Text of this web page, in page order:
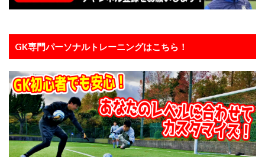
GK専門パーソナルトレーニングはこちら！
中学生
中学生GK 中山英樹
久保建英
人選
休む 休息 会津サントス
体幹
体幹トレーニング 信頼
個人
個人に合わせた
個人トレーニング
個人レッスン
個別トレーニング
個別レッスン
入間
入間向陽高校
八幡平 初心者
利き足
前園杯
前園真聖 前期
前橋育英
加藤順大
勉強 動体視力 北九州 右足